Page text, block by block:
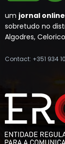
um jornal
sobretudo no
Algodres,
Contact: +351 934